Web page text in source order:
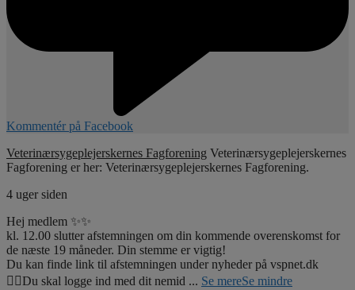
Kommentér på Facebook
Veterinærsygeplejerskernes Fagforening Veterinærsygeplejerskernes
Fagforening er her: Veterinærsygeplejerskernes Fagforening.
4 uger siden
Hej medlem ✨✨
kl. 12.00 slutter afstemningen om din kommende overenskomst for
de næste 19 måneder. Din stemme er vigtig!
Du kan finde link til afstemningen under nyheder på vspnet.dk
☝🏼Du skal logge ind med dit nemid ... Se mereSe mindre